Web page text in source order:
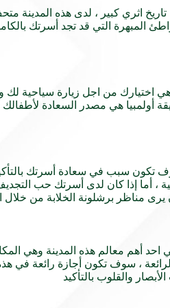
تاريخ اثري كبير ، لدى هذه
المبهرة التي قد تجد أسرتك
هي اختيارك من اجل زيارة سياحية لك
أولمبيا هي مصدر السعادة
سوف تكون سبب في سعادة أسرتك
، أما إذا كان لدى أسرتك حب
مناظر برشلونة الخلابة من خلال
احد أهم معالم هذه المدينة وهي
، سوف تكون أجازة رائعة في
والقلوب بالتأكيد